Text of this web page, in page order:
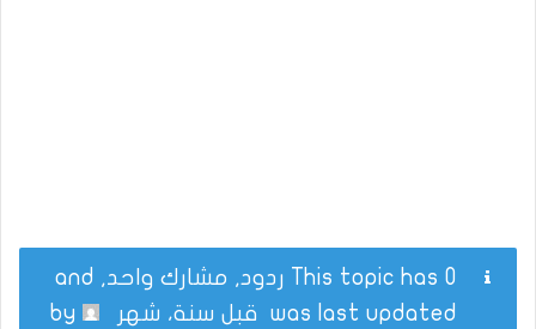
This topic has 0 ردود, مشارك واحد, and
was last updated قبل سنة، شهر